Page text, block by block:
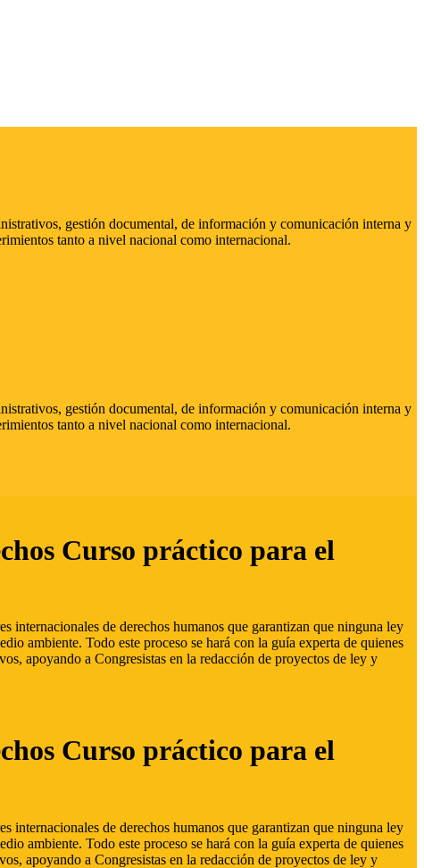
gestión documental, de información y comunicación interna y
tanto a nivel nacional como internacional.
gestión documental, de información y comunicación interna y
tanto a nivel nacional como internacional.
Curso práctico para el
internacionales de derechos humanos que garantizan que ninguna ley
ambiente. Todo este proceso se hará con la guía experta de quienes
apoyando a Congresistas en la redacción de proyectos de ley y
Curso práctico para el
internacionales de derechos humanos que garantizan que ninguna ley
ambiente. Todo este proceso se hará con la guía experta de quienes
apoyando a Congresistas en la redacción de proyectos de ley y